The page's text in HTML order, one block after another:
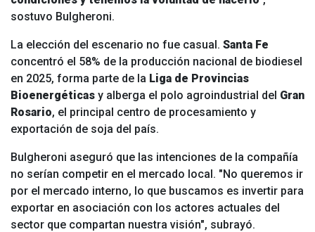
sostuvo Bulgheroni.
La elección del escenario no fue casual. Santa Fe
concentró el 58% de la producción nacional de biodiesel
en 2025, forma parte de la Liga de Provincias
Bioenergéticas y alberga el polo agroindustrial del Gran
Rosario, el principal centro de procesamiento y
exportación de soja del país.
Bulgheroni aseguró que las intenciones de la compañía
no serían competir en el mercado local. "No queremos ir
por el mercado interno, lo que buscamos es invertir para
exportar en asociación con los actores actuales del
sector que compartan nuestra visión", subrayó.